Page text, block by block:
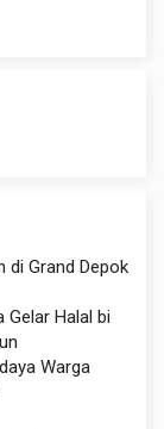
di Grand Depok
Gelar Halal bi
Warga